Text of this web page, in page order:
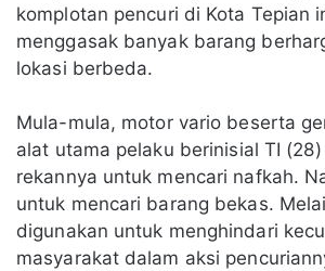
komplotan pencuri di Kota Tepian
menggasak banyak barang
lokasi berbeda.
Mula-mula, motor vario beserta
alat utama pelaku berinisial TI
rekannya untuk mencari nafkah.
untuk mencari barang bekas.
digunakan untuk menghindari
masyarakat dalam aksi